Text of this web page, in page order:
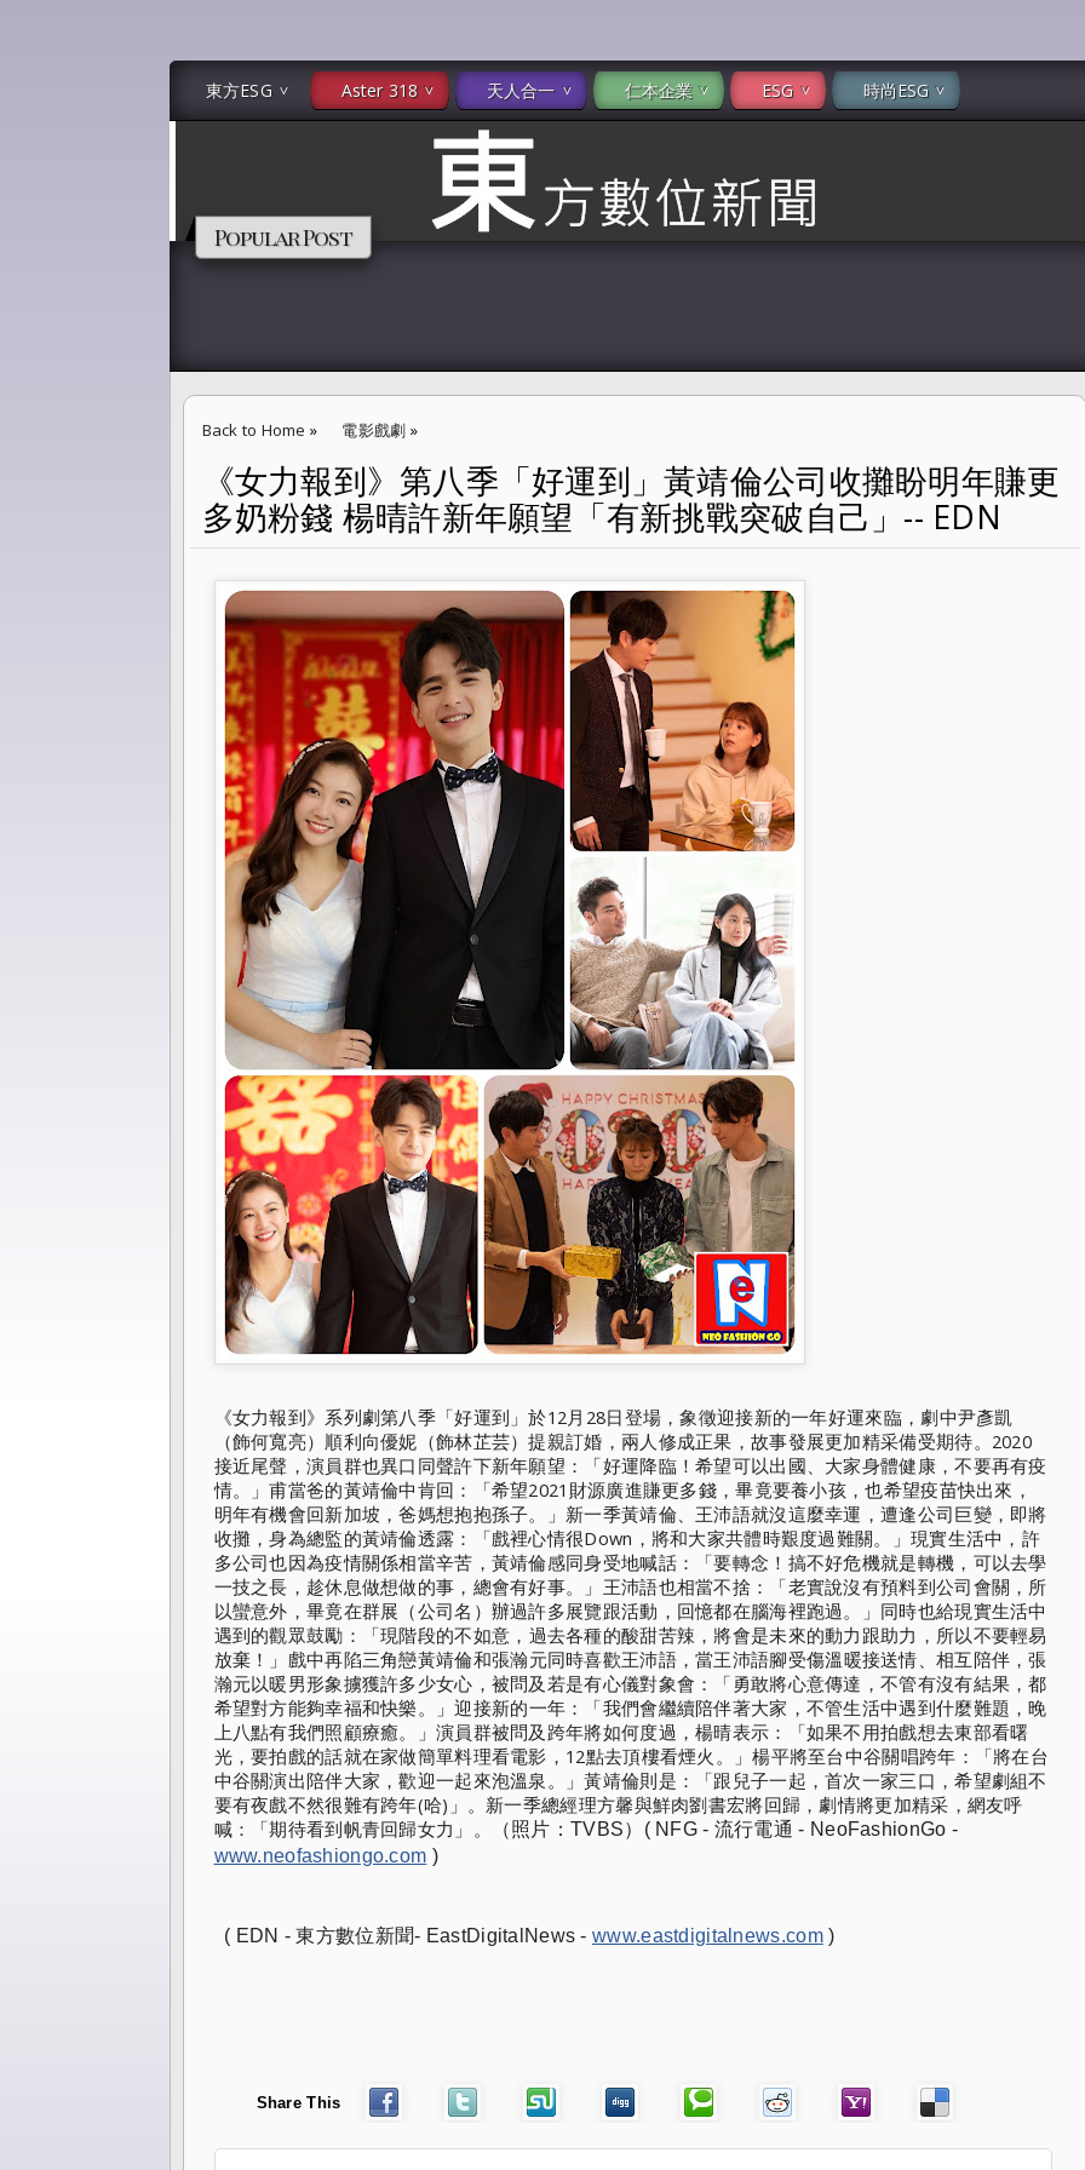
東方ESG Aster 318 天人合一 仁本企業 ESG 時尚ESG
Popular Post
Back to Home » 電影戲劇 »
《女力報到》第八季「好運到」黃靖倫公司收攤盼明年賺更多奶粉錢 楊晴許新年願望「有新挑戰突破自
己」-- EDN
《女力報到》第八季「好運到」黃靖倫公司收攤盼明年賺更
多奶粉錢 楊晴許新年願望「有新挑戰突破自己」-- EDN
《女力報到》 系列劇第八季「好運到」於12月28日登場，象徵迎接新的一年好運來臨，劇中尹彥凱
（飾何寬亮）順利向優妮（飾林芷芸）提親訂婚，兩人修成正果，故事發展更加精采備受期待。 2020
接近尾聲，演員群也異口同聲許下新年願望：「好運降臨！希望可以出國、大家身體健康，不要再有疫
情。」甫當爸的黃靖倫中肯回：「希望2021財源廣進賺更多錢，畢竟要養小孩，也希望疫苗快出來，
明年有機會回新加坡，爸媽想抱抱孫子。」新一季黃靖倫、王沛語就沒這麼幸運，遭逢公司巨變，即將
收攤，身為總監的黃靖倫透露：「戲裡心情很Down，將和大家共體時艱度過難關。」現實生活中， 許
多公司也因為疫情關係相當辛苦，黃靖倫感同身受地喊話：「要轉念！搞不好危機就是轉機，可以去學
一技之長， 趁休息做想做的事，總會有好事。」王沛語也相當不捨：「老實說沒有預料到公司會關，所
以蠻意外，畢竟在群展（公司名） 辦過許多展覽跟活動，回憶都在腦海裡跑過。」 同時也給現實生活中
遇到的觀眾鼓勵：「現階段的不如意， 過去各種的酸甜苦辣，將會是未來的動力跟助力， 所以不要輕易
放棄！」 戲中再陷三角戀黃靖倫和張瀚元同時喜歡王沛語，當王沛語腳受傷溫暖接送情、相互陪伴，張
瀚元以暖男形象擄獲許多少女心，被問及若是有心儀對象會：「 勇敢將心意傳達，不管有沒有結果，都
希望對方能夠幸福和快樂。」迎接新的一年：「我們會繼續陪伴著大家， 不管生活中遇到什麼難題，晚
上八點有我們照顧療癒。」演員群被問及跨年將如何度過，楊晴表示：「如果不用拍戲想去東部看曙
光，要拍戲的話就在家做簡單料理看電影，12點去頂樓看煙火。」楊平將至台中谷關唱跨年：「將在台
中谷關演出陪伴大家，歡迎一起來泡溫泉。」黃靖倫則是：「跟兒子一起，首次一家三口，希望劇組不
要有夜戲不然很難有跨年(哈)」。 新一季總經理方馨與鮮肉劉書宏將回歸，劇情將更加精采， 網友呼
喊：「期待看到帆青回歸女力」。
（照片：TVBS）
www.neofashiongo.com )
( EDN - 東方數位新聞- EastDigitalNews - www.eastdigitalnews.com )
Share This